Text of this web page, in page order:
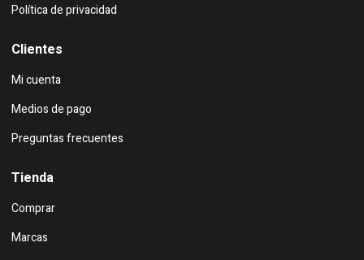
Política de privacidad
Clientes
Mi cuenta
Medios de pago
Preguntas frecuentes
Tienda
Comprar
Marcas